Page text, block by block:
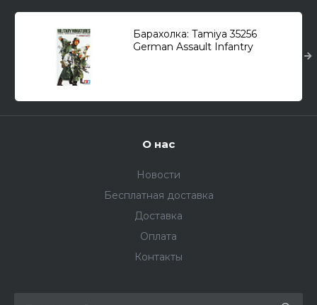
Барахолка: Tamiya 35256
German Assault Infantry
О нас
Новости
Бесплатная доставка
Доставка
Оплата
Контакты